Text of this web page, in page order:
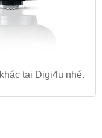
khác tại Digi4u nhé.